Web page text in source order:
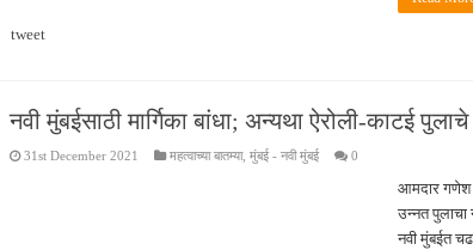
tweet
नवी मुंबईसाठी मार्गिका बांधा; अन्यथा ऐरोली-काटई
31st December 2021 महत्वाच्या बातम्या, मुंबई - नवी मुंबई 0
आमदार गणेश
उन्नत पुलाचा
नवी मुंबईत